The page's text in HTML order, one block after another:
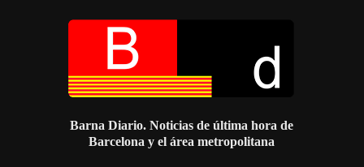
Barna Diario. Noticias de última hora de
Barcelona y el área metropolitana